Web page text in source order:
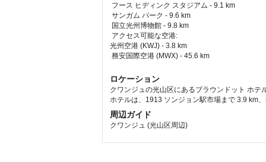
フース ヒディンク スタジアム - 9.1 km
サンガム パーク - 9.6 km
国立光州博物館 - 9.8 km
アクセス可能な空港:
光州空港 (KWJ) - 3.8 km
務安国際空港 (MWX) - 45.6 km
ロケーション
クワンジュの光山区にあるブラウンドット ホ
ホテルは、1913 ソンジョン駅市場まで 3.9 km
周辺ガイド
クワンジュ (光山区周辺)